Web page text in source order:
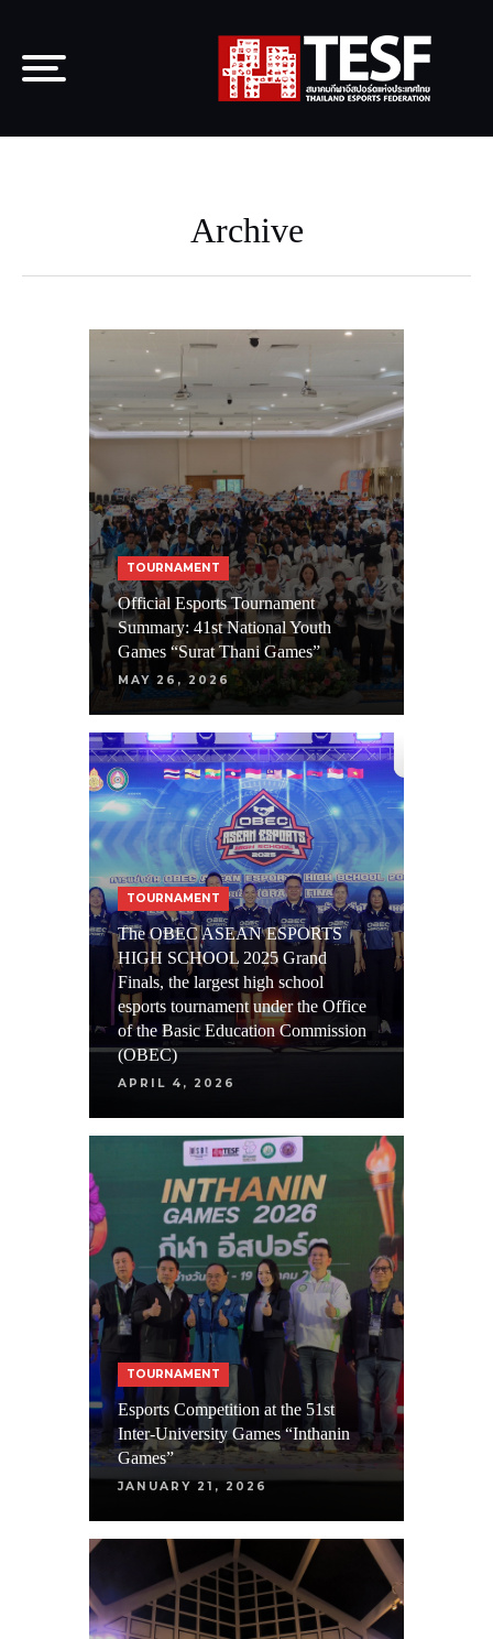
Archive
TOURNAMENT
Official Esports Tournament
Summary: 41st National Youth
Games “Surat Thani Games”
MAY 26, 2026
TOURNAMENT
The OBEC ASEAN ESPORTS
HIGH SCHOOL 2025 Grand
Finals, the largest high school
esports tournament under the Office
of the Basic Education Commission
(OBEC)
APRIL 4, 2026
TOURNAMENT
Esports Competition at the 51st
Inter-University Games “Inthanin
Games”
JANUARY 21, 2026